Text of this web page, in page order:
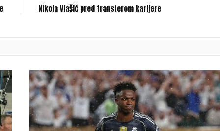
Nikola Vlašić pred transferom karijere